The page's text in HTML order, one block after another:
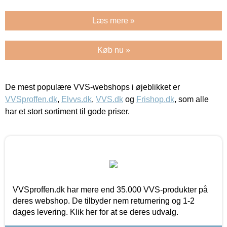
Læs mere »
Køb nu »
De mest populære VVS-webshops i øjeblikket er
VVSproffen.dk, Elvvs.dk, VVS.dk og Frishop.dk, som alle
har et stort sortiment til gode priser.
VVSproffen.dk har mere end 35.000 VVS-produkter på
deres webshop. De tilbyder nem returnering og 1-2
dages levering. Klik her for at se deres udvalg.